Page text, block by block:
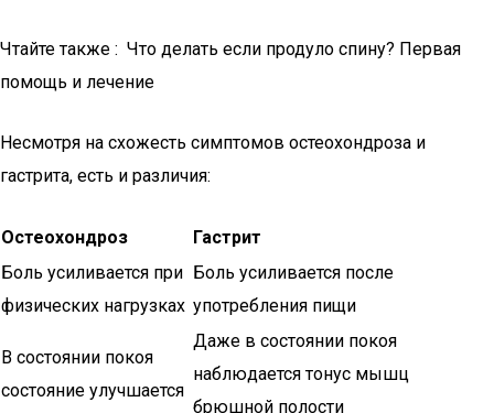
Чтайте также : Что делать если продуло спину? Первая
помощь и лечение
Несмотря на схожесть симптомов остеохондроза и
гастрита, есть и различия:
Остеохондроз
Гастрит
Боль усиливается при
физических нагрузках
Боль усиливается после
употребления пищи
В состоянии покоя
состояние улучшается
Даже в состоянии покоя
наблюдается тонус мышц
брюшной полости